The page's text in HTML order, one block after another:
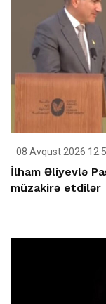
08 Avqust 2026
İlham Əliyevlə
müzakirə etdilər